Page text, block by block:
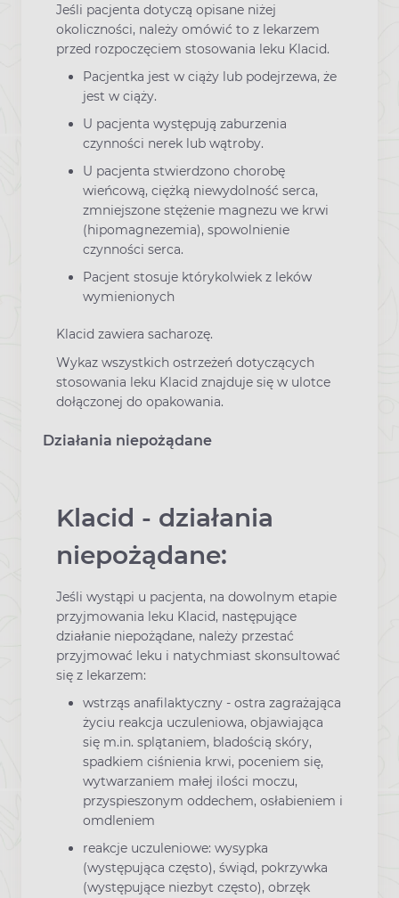
Jeśli pacjenta dotyczą opisane niżej
okoliczności, należy omówić to z lekarzem
przed rozpoczęciem stosowania leku Klacid.
Pacjentka jest w ciąży lub podejrzewa, że
jest w ciąży.
U pacjenta występują zaburzenia
czynności nerek lub wątroby.
U pacjenta stwierdzono chorobę
wieńcową, ciężką niewydolność serca,
zmniejszone stężenie magnezu we krwi
(hipomagnezemia), spowolnienie
czynności serca.
Pacjent stosuje którykolwiek z leków
wymienionych
Klacid zawiera sacharozę.
Wykaz wszystkich ostrzeżeń dotyczących
stosowania leku Klacid znajduje się w ulotce
dołączonej do opakowania.
Działania niepożądane
Klacid - działania
niepożądane:
Jeśli wystąpi u pacjenta, na dowolnym etapie
przyjmowania leku Klacid, następujące
działanie niepożądane, należy przestać
przyjmować leku i natychmiast skonsultować
się z lekarzem:
wstrząs anafilaktyczny - ostra zagrażająca
życiu reakcja uczuleniowa, objawiająca
się m.in. splątaniem, bladością skóry,
spadkiem ciśnienia krwi, poceniem się,
wytwarzaniem małej ilości moczu,
przyspieszonym oddechem, osłabieniem i
omdleniem
reakcje uczuleniowe: wysypka
(występująca często), świąd, pokrzywka
(występujące niezbyt często), obrzęk